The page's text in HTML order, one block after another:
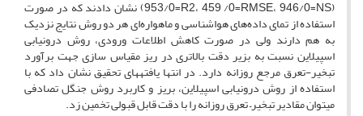
(953/0=R2، 459 /0=RMSE، 946/0=NS) نشان دادند که در صورت
استفاده از تمای داده‌های هواشناسی و ماهواره‌ای هر دو روش نتایج نزدیک
به هم دارند ولی در صورت کاهش اطلاعات ورودی، روش درونیابی
اسپیلاین نسبت به بزیر دقت بالاتری در ریز مقیاس سازی جهت برآورد
تبخیر-تعرق مرجع روزانه دارد. در انتها یافتههای تحقیق نشان داد که با
استفاده از روش درونیابی اسپیلاین، بریز و کاربرد روش جنگل تصادفی
میتوان مقادیر تبخیر– تعرق روزانه را با دقت قابل قبولی تخمین زد.